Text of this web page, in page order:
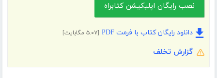
نصب رایگان اپلیکیشن کتابراه
دانلود رایگان کتاب با فرمت PDF [۵.۰۷ مگابایت]
گزارش تخلف